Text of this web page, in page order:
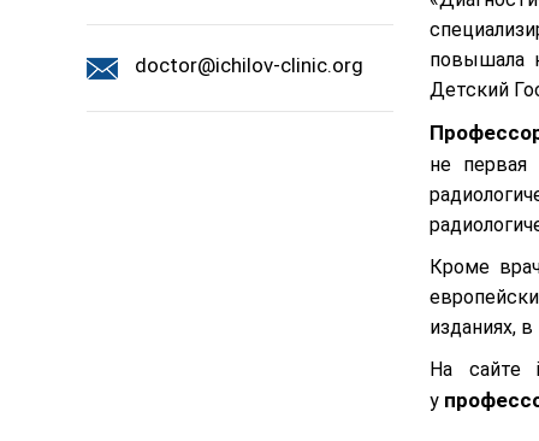
повышала
Детский
не первая
Кроме
изданиях,
На сайте
у
doctor@ichilov-clinic.org